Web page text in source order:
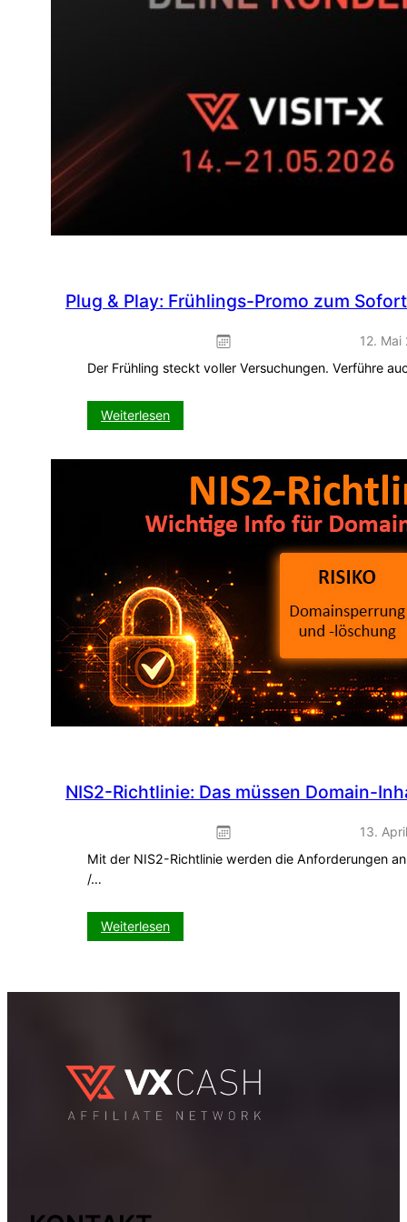
Plug & Play: Frühlings-Promo zum
12. Mai
Der Frühling steckt voller Versuchungen. Verführe
Weiterlesen:
Plug
Play:
Frühlings-
Promo
zum
Einbinden
NIS2-Richtlinie: Das müssen Domain-
13.
Mit der NIS2-Richtlinie werden die Anforderungen
/…
Weiterlesen:
NIS2-
wissen